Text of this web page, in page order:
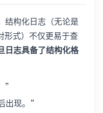
结构化日志（无论是
形式）不仅更易于查
日志具备了结构化格
”
出现。”